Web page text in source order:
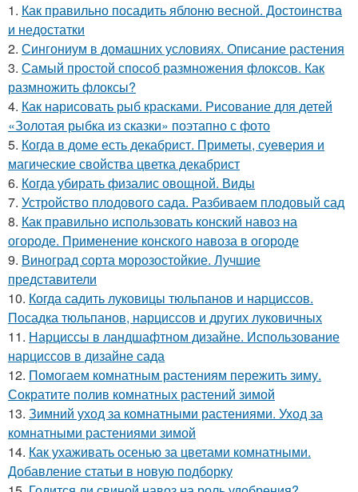
1. Как правильно посадить яблоню весной. Достоинства
и недостатки
2. Сингониум в домашних условиях. Описание растения
3. Самый простой способ размножения флоксов. Как
размножить флоксы?
4. Как нарисовать рыб красками. Рисование для детей
«Золотая рыбка из сказки» поэтапно с фото
5. Когда в доме есть декабрист. Приметы, суеверия и
магические свойства цветка декабрист
6. Когда убирать физалис овощной. Виды
7. Устройство плодового сада. Разбиваем плодовый сад
8. Как правильно использовать конский навоз на
огороде. Применение конского навоза в огороде
9. Виноград сорта морозостойкие. Лучшие
представители
10. Когда садить луковицы тюльпанов и нарциссов.
Посадка тюльпанов, нарциссов и других луковичных
11. Нарциссы в ландшафтном дизайне. Использование
нарциссов в дизайне сада
12. Помогаем комнатным растениям пережить зиму.
Сократите полив комнатных растений зимой
13. Зимний уход за комнатными растениями. Уход за
комнатными растениями зимой
14. Как ухаживать осенью за цветами комнатными.
Добавление статьи в новую подборку